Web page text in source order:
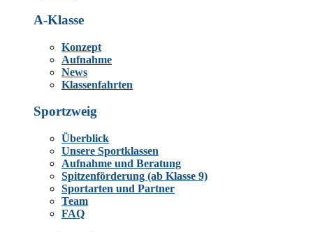
A-Klasse
Konzept
Aufnahme
News
Klassenfahrten
Sportzweig
Überblick
Unsere Sportklassen
Aufnahme und Beratung
Spitzenförderung (ab Klasse 9)
Sportarten und Partner
Team
FAQ